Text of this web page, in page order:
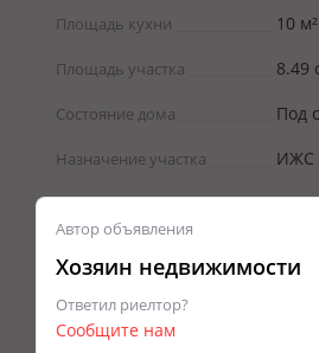
Площадь кухни 10 м²
Площадь участка 8.49
Состояние дома Под
Назначение участка ИЖС
Автор объявления
Хозяин недвижимости
Ответил риелтор?
Сообщите нам